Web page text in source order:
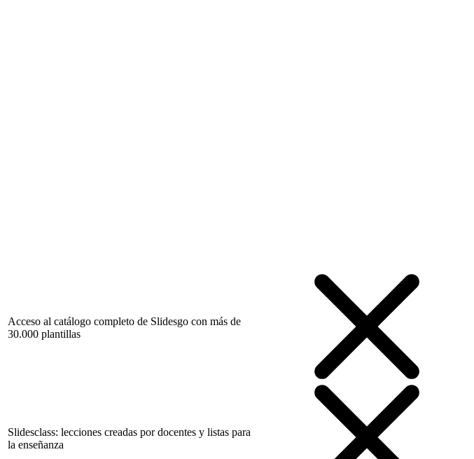
Acceso al catálogo completo de Slidesgo con más de
30.000 plantillas
Slidesclass: lecciones creadas por docentes y listas para
la enseñanza